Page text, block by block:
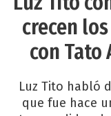
crecen
con
Luz Tito habló
que fue hace